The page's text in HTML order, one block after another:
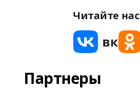
Читайте нас
Партнеры